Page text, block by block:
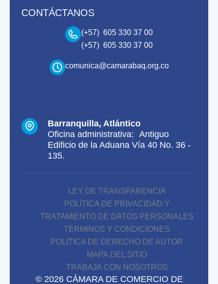
CONTÁCTANOS
(+57) 605 330 37 00
(+57) 605 330 37 00
comunica@camarabaq.org.co
Barranquilla, Atlántico
Oficina administrativa: Antiguo
Edificio de la Aduana Vía 40 No. 36 -
135.
LEY DE TRANSPARENCIA
POLÍTICA DE PRIVACIDAD Y
TRATAMIENTO DE DATOS PERSONALES
TÉRMINOS Y CONDICIONES
POLÍTICA DE DERECHO DE AUTOR
MAPA DEL SITIO
TRABAJA CON NOSOTROS
© 2026 CÁMARA DE COMERCIO DE